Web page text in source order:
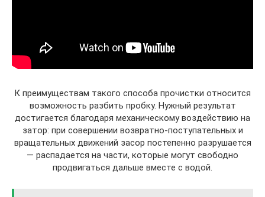
К преимуществам такого способа прочистки относится
возможность разбить пробку. Нужный результат
достигается благодаря механическому воздействию на
затор: при совершении возвратно-поступательных и
вращательных движений засор постепенно разрушается
— распадается на части, которые могут свободно
продвигаться дальше вместе с водой.